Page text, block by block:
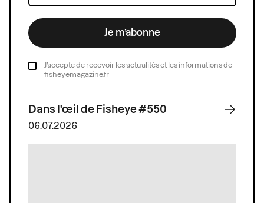
Je m’abonne
J’accepte de recevoir les actualités et les informations de
fisheyemagazine.fr
Dans l'œil de Fisheye #550
06.07.2026